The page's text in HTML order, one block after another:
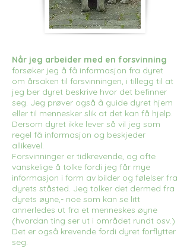
Når jeg arbeider med en forsvinning
forsøker jeg å få informasjon fra dyret
om årsaken til forsvinningen, i tillegg til at
jeg ber dyret beskrive hvor det befinner
seg. Jeg prøver også å guide dyret hjem
eller til mennesker slik at det kan få hjelp.
Dersom dyret ikke lever så vil jeg som
regel få informasjon og beskjeder
allikevel.
Forsvinninger er tidkrevende, og ofte
vanskelige å tolke fordi jeg får mye
informasjon i form av bilder og følelser fra
dyrets ståsted. Jeg tolker det dermed fra
dyrets øyne,- noe som kan se litt
annerledes ut fra et menneskes øyne
(hvordan ting ser ut i området rundt osv.)
Det er også krevende fordi dyret forflytter
seg.